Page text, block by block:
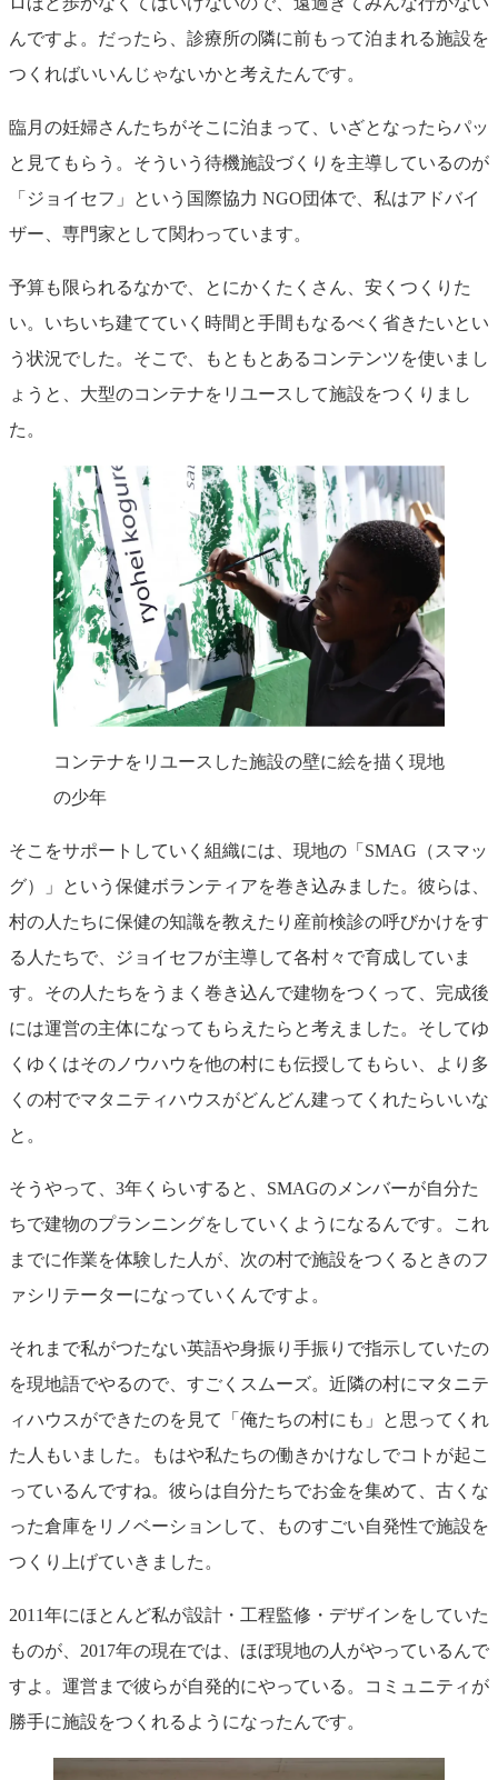
んですよ。だったら、診療所の隣に前もって泊まれる施設を
つくればいいんじゃないかと考えたんです。
臨月の妊婦さんたちがそこに泊まって、いざとなったらパッ
と見てもらう。そういう待機施設づくりを主導しているのが
「ジョイセフ」という国際協力 NGO団体で、私はアドバイ
ザー、専門家として関わっています。
予算も限られるなかで、とにかくたくさん、安くつくりた
い。いちいち建てていく時間と手間もなるべく省きたいとい
う状況でした。そこで、もともとあるコンテンツを使いまし
ょうと、大型のコンテナをリユースして施設をつくりまし
た。
コンテナをリユースした施設の壁に絵を描く現地
の少年
そこをサポートしていく組織には、現地の「SMAG（スマッ
グ）」という保健ボランティアを巻き込みました。彼らは、
村の人たちに保健の知識を教えたり産前検診の呼びかけをす
る人たちで、ジョイセフが主導して各村々で育成していま
す。その人たちをうまく巻き込んで建物をつくって、完成後
には運営の主体になってもらえたらと考えました。そしてゆ
くゆくはそのノウハウを他の村にも伝授してもらい、より多
くの村でマタニティハウスがどんどん建ってくれたらいいな
と。
そうやって、3年くらいすると、SMAGのメンバーが自分た
ちで建物のプランニングをしていくようになるんです。これ
までに作業を体験した人が、次の村で施設をつくるときのフ
ァシリテーターになっていくんですよ。
それまで私がつたない英語や身振り手振りで指示していたの
を現地語でやるので、すごくスムーズ。近隣の村にマタニテ
ィハウスができたのを見て「俺たちの村にも」と思ってくれ
た人もいました。もはや私たちの働きかけなしでコトが起こ
っているんですね。彼らは自分たちでお金を集めて、古くな
った倉庫をリノベーションして、ものすごい自発性で施設を
つくり上げていきました。
2011年にほとんど私が設計・工程監修・デザインをしていた
ものが、2017年の現在では、ほぼ現地の人がやっているんで
すよ。運営まで彼らが自発的にやっている。コミュニティが
勝手に施設をつくれるようになったんです。